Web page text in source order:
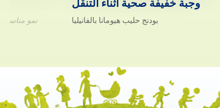
وجبة خفيفة صحية أثناء التنقل
بودنج حليب هيومانا بالفانيليا نمو مناسب